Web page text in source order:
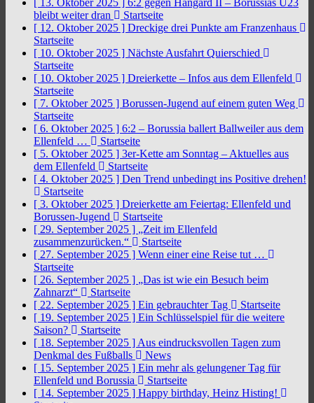
[ 13. Oktober 2025 ] 6:2 gegen Hangard II – Borussias U23
bleibt weiter dran
Startseite
[ 12. Oktober 2025 ] Dreckige drei Punkte am Franzenhaus
Startseite
[ 10. Oktober 2025 ] Nächste Ausfahrt Quierschied
Startseite
[ 10. Oktober 2025 ] Dreierkette – Infos aus dem Ellenfeld
Startseite
[ 7. Oktober 2025 ] Borussen-Jugend auf einem guten Weg
Startseite
[ 6. Oktober 2025 ] 6:2 – Borussia ballert Ballweiler aus dem
Ellenfeld …
Startseite
[ 5. Oktober 2025 ] 3er-Kette am Sonntag – Aktuelles aus
dem Ellenfeld
Startseite
[ 4. Oktober 2025 ] Den Trend unbedingt ins Positive drehen!
Startseite
[ 3. Oktober 2025 ] Dreierkette am Feiertag: Ellenfeld und
Borussen-Jugend
Startseite
[ 29. September 2025 ] „Zeit im Ellenfeld
zusammenzurücken.“
Startseite
[ 27. September 2025 ] Wenn einer eine Reise tut …
Startseite
[ 26. September 2025 ] „Das ist wie ein Besuch beim
Zahnarzt“
Startseite
[ 22. September 2025 ] Ein gebrauchter Tag
Startseite
[ 19. September 2025 ] Ein Schlüsselspiel für die weitere
Saison?
Startseite
[ 18. September 2025 ] Aus eindrucksvollen Tagen zum
Denkmal des Fußballs
News
[ 15. September 2025 ] Ein mehr als gelungener Tag für
Ellenfeld und Borussia
Startseite
[ 14. September 2025 ] Happy birthday, Heinz Histing!